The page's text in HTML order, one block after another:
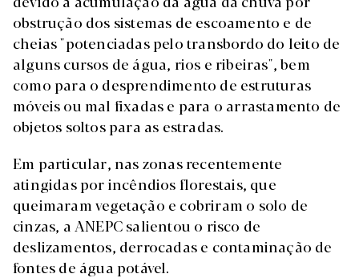
obstrução dos sistemas de escoamento e de
cheias "potenciadas pelo transbordo do leito de
alguns cursos de água, rios e ribeiras", bem
como para o desprendimento de estruturas
móveis ou mal fixadas e para o arrastamento de
objetos soltos para as estradas.
Em particular, nas zonas recentemente
atingidas por incêndios florestais, que
queimaram vegetação e cobriram o solo de
cinzas, a ANEPC salientou o risco de
deslizamentos, derrocadas e contaminação de
fontes de água potável.